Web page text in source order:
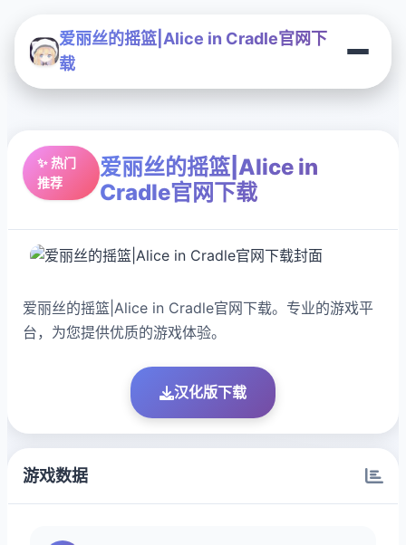
爱丽丝的摇篮|Alice in Cradle官网下
载
✨ 热门
推荐
爱丽丝的摇篮|Alice in
Cradle官网下载
爱丽丝的摇篮|Alice in Cradle官网下载。专业的游戏平
台，为您提供优质的游戏体验。
汉化版下载
游戏数据